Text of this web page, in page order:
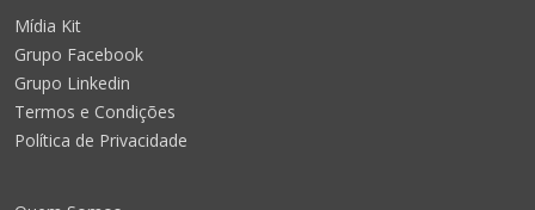
Mídia Kit
Grupo Facebook
Grupo Linkedin
Termos e Condições
Política de Privacidade